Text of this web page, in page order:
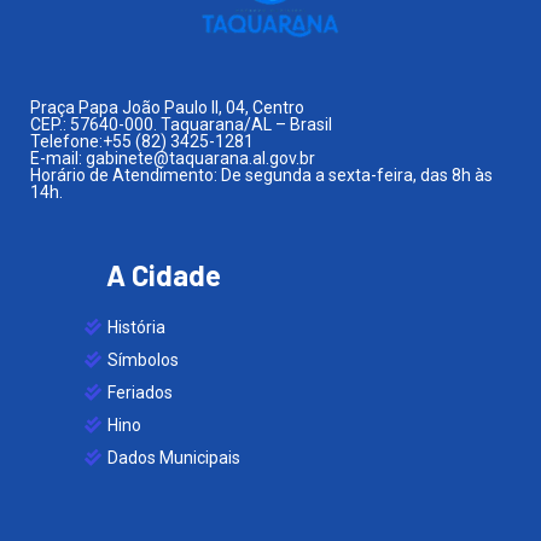
Praça Papa João Paulo II, 04, Centro
CEP.: 57640-000. Taquarana/AL – Brasil
Telefone:+55 (82) 3425-1281
E-mail: gabinete@taquarana.al.gov.br
Horário de Atendimento: De segunda a sexta-feira, das 8h às
14h.
A Cidade
História
Símbolos
Feriados
Hino
Dados Municipais